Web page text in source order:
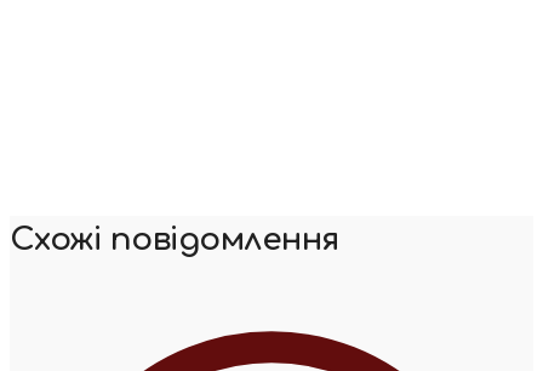
Схожі повідомлення